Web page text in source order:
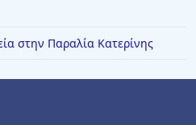
στην Παραλία Κατερίνης